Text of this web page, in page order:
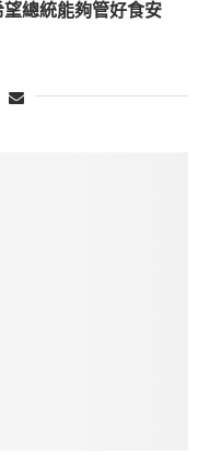
總統能夠管好食安